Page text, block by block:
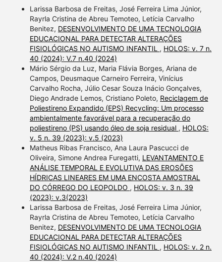
Larissa Barbosa de Freitas, José Ferreira Lima Júnior,
Rayrla Cristina de Abreu Temoteo, Letícia Carvalho
Benitez, DESENVOLVIMENTO DE UMA TECNOLOGIA
EDUCACIONAL PARA DETECTAR ALTERAÇÕES
FISIOLÓGICAS NO AUTISMO INFANTIL , HOLOS: v. 7 n.
40 (2024): V.7 n.40 (2024)
Mário Sérgio da Luz, Maria Flávia Borges, Ariana de
Campos, Deusmaque Carneiro Ferreira, Vinícius
Carvalho Rocha, Júlio Cesar Souza Inácio Gonçalves,
Diego Andrade Lemos, Cristiano Poleto, Reciclagem de
Poliestireno Expandido (EPS) Recycling: Um processo
ambientalmente favorável para a recuperação do
poliestireno (PS) usando óleo de soja residual , HOLOS:
v. 5 n. 39 (2023): v.5 (2023)
Matheus Ribas Francisco, Ana Laura Pascucci de
Oliveira, Simone Andrea Furegatti, LEVANTAMENTO E
ANÁLISE TEMPORAL E EVOLUTIVA DAS EROSÕES
HÍDRICAS LINEARES EM UMA ENCOSTA AMOSTRAL
DO CÓRREGO DO LEOPOLDO , HOLOS: v. 3 n. 39
(2023): v.3(2023)
Larissa Barbosa de Freitas, José Ferreira Lima Júnior,
Rayrla Cristina de Abreu Temoteo, Letícia Carvalho
Benitez, DESENVOLVIMENTO DE UMA TECNOLOGIA
EDUCACIONAL PARA DETECTAR ALTERAÇÕES
FISIOLÓGICAS NO AUTISMO INFANTIL , HOLOS: v. 2 n.
40 (2024): V.2 n.40 (2024)